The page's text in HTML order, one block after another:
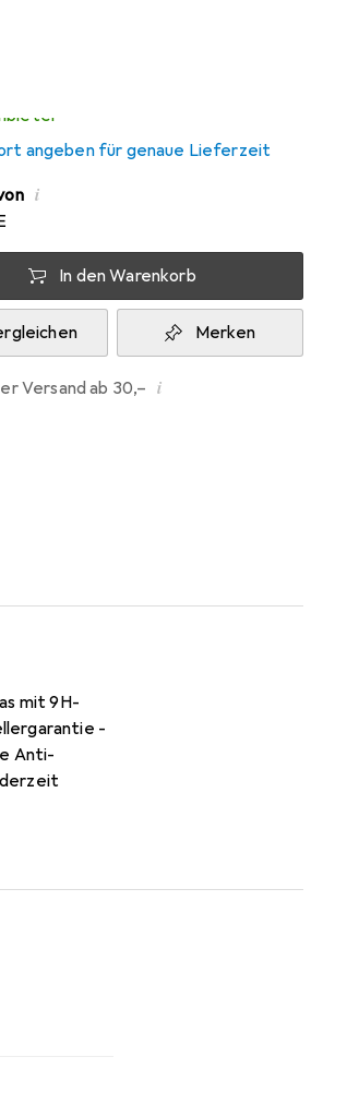
angeben für genaue Lieferzeit
i
In den Warenkorb
Merken
Versand ab 30,– i
mit 9H-
-
Anti-